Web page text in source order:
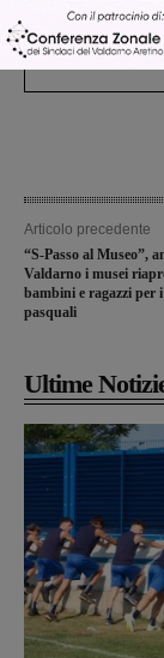
Prefettura:
il 112”
Articolo precedente
“S-Passo al Museo”,
Valdarno i musei
bambini e ragazzi per
pasquali
Ultime